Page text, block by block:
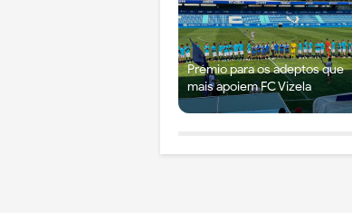
Prémio para os adeptos que
mais apoiem FC Vizela